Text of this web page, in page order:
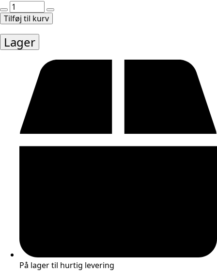
Ferskvandsperle
gul
12x9mm,
1streng
antal
Tilføj til kurv
Lager
På lager til hurtig levering